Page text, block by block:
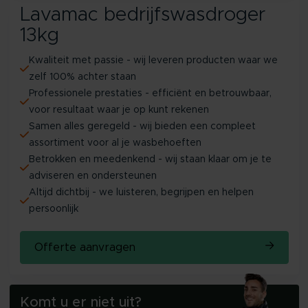
Lavamac bedrijfswasdroger
13kg
Kwaliteit met passie - wij leveren producten waar we
zelf 100% achter staan
Professionele prestaties - efficiënt en betrouwbaar,
voor resultaat waar je op kunt rekenen
Samen alles geregeld - wij bieden een compleet
assortiment voor al je wasbehoeften
Betrokken en meedenkend - wij staan klaar om je te
adviseren en ondersteunen
Altijd dichtbij - we luisteren, begrijpen en helpen
persoonlijk
Offerte aanvragen
Komt u er niet uit?